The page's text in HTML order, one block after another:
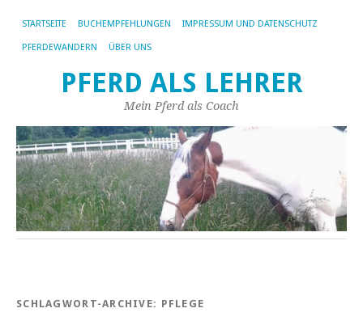
STARTSEITE BUCHEMPFEHLUNGEN IMPRESSUM UND DATENSCHUTZ
PFERDEWANDERN ÜBER UNS
PFERD ALS LEHRER
Mein Pferd als Coach
SCHLAGWORT-ARCHIVE: PFLEGE